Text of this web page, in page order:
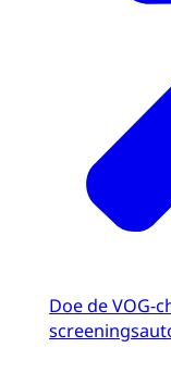
Doe de VOG-